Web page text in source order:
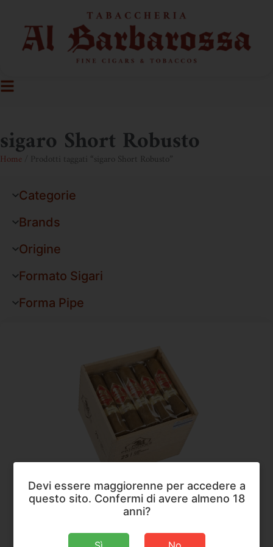
sigaro Short Robusto
Home / Prodotti taggati “sigaro Short Robusto”
Categorie
Brands
Origine
Formato Sigari
Forma Pipe
La Aurora,Sigari
La Aurora Principes Nicaragua Short Robusto
Dimensioni
102 × 19,8 mm
Devi essere maggiorenne per accedere a
questo sito. Confermi di avere almeno 18
anni?